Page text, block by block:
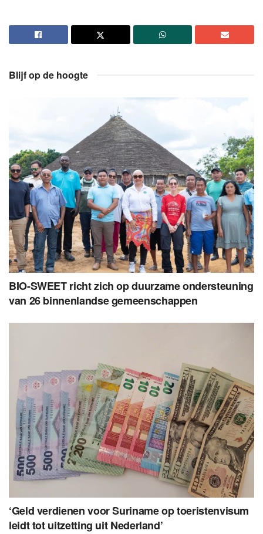
Blijf op de hoogte
BIO-SWEET richt zich op duurzame ondersteuning
van 26 binnenlandse gemeenschappen
‘Geld verdienen voor Suriname op toeristenvisum
leidt tot uitzetting uit Nederland’